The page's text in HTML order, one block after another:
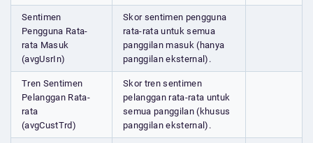
Sentimen
Pengguna Rata-
rata Masuk
(avgUsrIn)
Skor sentimen pengguna
rata-rata untuk semua
panggilan masuk (hanya
panggilan eksternal).
Tren Sentimen
Pelanggan Rata-
rata
(avgCustTrd)
Skor tren sentimen
pelanggan rata-rata untuk
semua panggilan (khusus
panggilan eksternal).